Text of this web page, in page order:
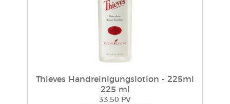
Thieves Handreinigungslotion - 225ml
225 ml
33.50 PV